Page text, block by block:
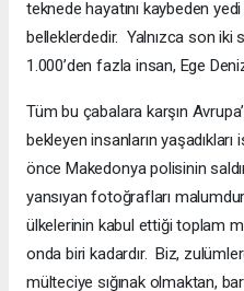
teknede hayatını kaybeden
belleklerdedir. Yalnızca son iki
1.000’den fazla insan, Ege
Tüm bu çabalara karşın
bekleyen insanların
önce Makedonya polisinin
yansıyan fotoğrafları
ülkelerinin kabul ettiği toplam
onda biri kadardır. Biz,
mülteciye sığınak olmaktan,